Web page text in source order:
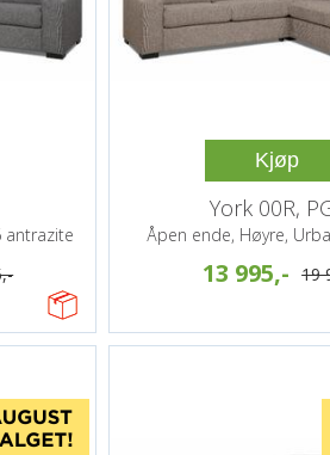
antrazite
Kjøp
York 00R,
Åpen ende, Høyre,
13 995,- 19